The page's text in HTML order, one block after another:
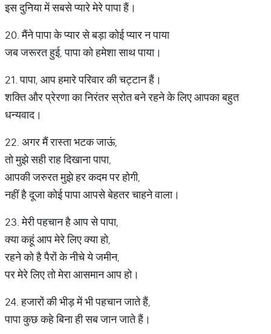
इस दुनिया में सबसे प्यारे मेरे पापा हैं।
20. मैंने पापा के प्यार से बड़ा कोई प्यार न पाया
जब जरूरत हुई, पापा को हमेशा साथ पाया।
21. पापा, आप हमारे परिवार की चट्टान हैं।
शक्ति और प्रेरणा का निरंतर स्रोत बने रहने के लिए आपका बहुत
धन्यवाद।
22. अगर मैं रास्ता भटक जाऊं,
तो मुझे सही राह दिखाना पापा,
आपकी जरुरत मुझे हर कदम पर होगी,
नहीं है दूजा कोई पापा आपसे बेहतर चाहने वाला।
23. मेरी पहचान है आप से पापा,
क्या कहूं आप मेरे लिए क्या हो,
रहने को है पैरों के नीचे ये जमीन,
पर मेरे लिए तो मेरा आसमान आप हो।
24. हजारों की भीड़ में भी पहचान जाते हैं,
पापा कुछ कहे बिना ही सब जान जाते हैं।